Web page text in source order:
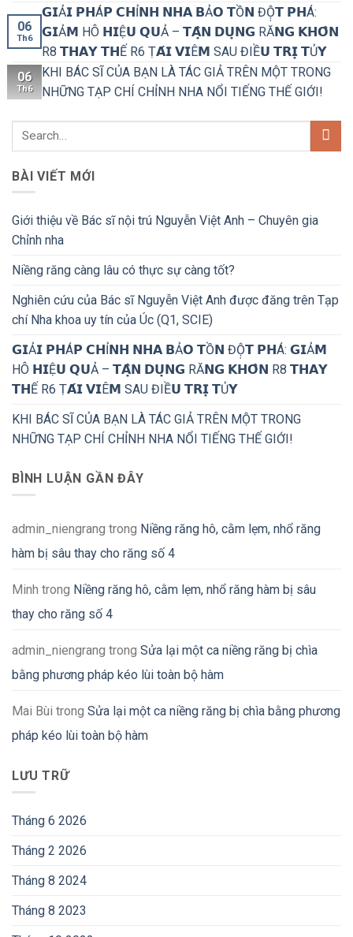
06
Th6
𝗚𝗜Ả𝗜 𝗣𝗛Á𝗣 𝗖𝗛Ỉ𝗡𝗛 𝗡𝗛𝗔 𝗕Ả𝗢 𝗧Ồ𝗡 ĐỘ̣𝗧 𝗣𝗛Á:
𝗚𝗜Ả𝗠 HÔ 𝗛𝗜Ệ𝗨 𝗤𝗨Ả – 𝗧𝗔̣̂𝗡 𝗗𝗨̣𝗡𝗚 RĂ𝗡𝗚 𝗞𝗛𝗢̂𝗡
R8 𝗧𝗛𝗔𝗬 𝗧𝗛Ế R6 Ṭ𝗔́𝗜 𝗩𝗜Ê𝗠 SAU ĐIỀ𝗨 𝗧𝗥𝗜̣ 𝗧Ủ𝗬
06
Th6
KHI BÁC SĨ CỦA BẠN LÀ TÁC GIẢ TRÊN MỘT TRONG
NHỮNG TẠP CHÍ CHỈNH NHA NỔI TIẾNG THẾ GIỚI!
BÀI VIẾT MỚI
Giới thiệu về Bác sĩ nội trú Nguyễn Việt Anh – Chuyên gia
Chỉnh nha
Niềng răng càng lâu có thực sự càng tốt?
Nghiên cứu của Bác sĩ Nguyễn Việt Anh được đăng trên Tạp
chí Nha khoa uy tín của Úc (Q1, SCIE)
𝗚𝗜Ả𝗜 𝗣𝗛Á𝗣 𝗖𝗛Ỉ𝗡𝗛 𝗡𝗛𝗔 𝗕Ả𝗢 𝗧Ồ𝗡 ĐỘ̣𝗧 𝗣𝗛Á: 𝗚𝗜Ả𝗠
HÔ 𝗛𝗜Ệ𝗨 𝗤𝗨Ả – 𝗧𝗔̣̂𝗡 𝗗𝗨̣𝗡𝗚 RĂ𝗡𝗚 𝗞𝗛𝗢̂𝗡 R8 𝗧𝗛𝗔𝗬
𝗧𝗛Ế R6 Ṭ𝗔́𝗜 𝗩𝗜Ê𝗠 SAU ĐIỀ𝗨 𝗧𝗥𝗜̣ 𝗧Ủ𝗬
KHI BÁC SĨ CỦA BẠN LÀ TÁC GIẢ TRÊN MỘT TRONG
NHỮNG TẠP CHÍ CHỈNH NHA NỔI TIẾNG THẾ GIỚI!
BÌNH LUẬN GẦN ĐÂY
admin_niengrang trong Niềng răng hô, cằm lẹm, nhổ răng
hàm bị sâu thay cho răng số 4
Minh trong Niềng răng hô, cằm lẹm, nhổ răng hàm bị sâu
thay cho răng số 4
admin_niengrang trong Sửa lại một ca niềng răng bị chìa
bằng phương pháp kéo lùi toàn bộ hàm
Mai Bùi trong Sửa lại một ca niềng răng bị chìa bằng phương
pháp kéo lùi toàn bộ hàm
LƯU TRỮ
Tháng 6 2026
Tháng 2 2026
Tháng 8 2024
Tháng 8 2023